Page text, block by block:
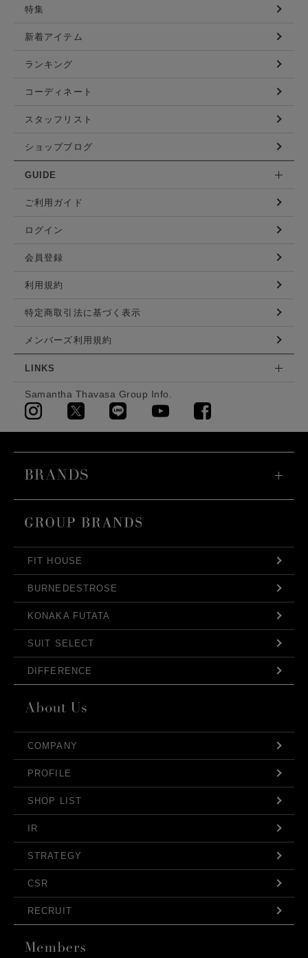
特集
新着アイテム
ランキング
コーディネート
スタッフリスト
ショップブログ
GUIDE
ご利用ガイド
ログイン
会員登録
利用規約
特定商取引法に基づく表示
メンバーズ利用規約
LINKS
Samantha Thavasa Group Info.
FIT HOUSE
BURNEDESTROSE
KONAKA FUTATA
SUIT SELECT
DIFFERENCE
COMPANY
PROFILE
SHOP LIST
IR
STRATEGY
CSR
RECRUIT